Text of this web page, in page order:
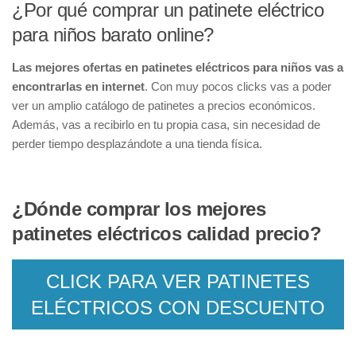
¿Por qué comprar un patinete eléctrico
para niños barato online?
Las mejores ofertas en patinetes eléctricos para niños vas a
encontrarlas en internet. Con muy pocos clicks vas a poder
ver un amplio catálogo de patinetes a precios económicos.
Además, vas a recibirlo en tu propia casa, sin necesidad de
perder tiempo desplazándote a una tienda física.
¿Dónde comprar los mejores
patinetes eléctricos calidad precio?
CLICK PARA VER PATINETES
ELÉCTRICOS CON DESCUENTO